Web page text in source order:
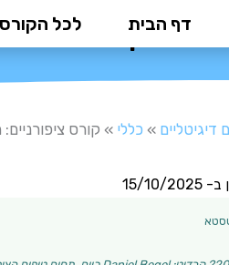
דף הבית לכל קורס
דיגיטליים » כללי » קורס ציפורניים:
ב- 15/10/2025